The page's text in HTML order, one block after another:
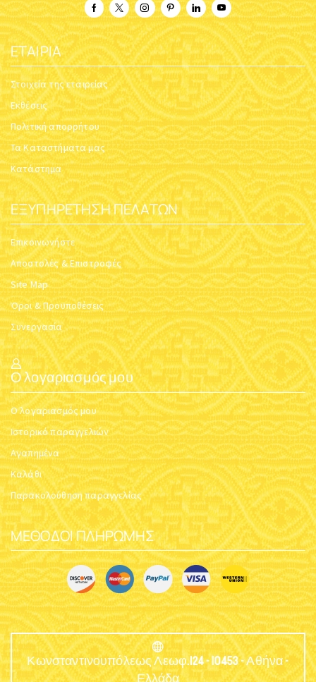
ΕΤΑΙΡΊΑ
Στοιχεία της εταιρείας
Εκθέσεις
Πολιτική απορρήτου
Τα Καταστήματα μας
Κατάστημα
ΕΞΥΠΗΡΈΤΗΣΗ ΠΕΛΑΤΏΝ
Επικοινωνήστε
Αποστολές & Επιστροφές
Site Map
Όροι & Προϋποθέσεις
Συνεργασία
Ο λογαριασμός μου
Ο λογαριασμός μου
Ιστορικό παραγγελιών
Αγαπημένα
Καλάθι
Παρακολούθηση παραγγελίας
ΜΈΘΟΔΟΙ ΠΛΗΡΩΜΉΣ
Κωνσταντινουπόλεως Λεωφ.124 - 10453 - Αθήνα -
Ελλάδα